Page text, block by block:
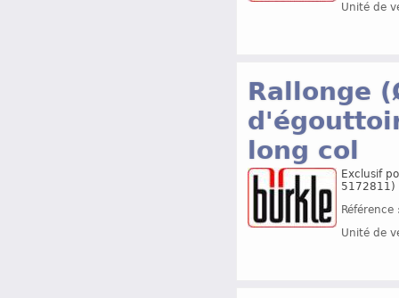
Unité de
Rallonge
long col
Exclusif
5172811)
Unité de